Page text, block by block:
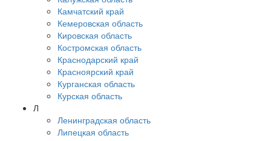
Камчатский край
Кемеровская область
Кировская область
Костромская область
Краснодарский край
Красноярский край
Курганская область
Курская область
Л
Ленинградская область
Липецкая область